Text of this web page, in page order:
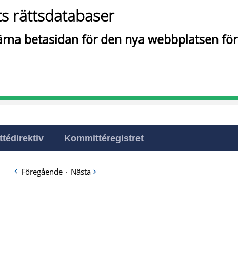
rättsdatabaser
betasidan för den nya webbplatsen för
Kommittéregistret
Föregående · Nästa